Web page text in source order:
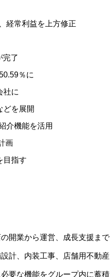
経常利益を上方修正
完了
％に
社に
どを展開
介機能を活用
画
目指す
開業から運営、成長支援まで
計、内装工事、店舗用不動産
要な機能をグループ内に蓄積